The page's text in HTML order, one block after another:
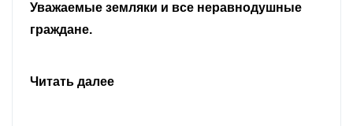
Уважаемые земляки и все неравнодушные
граждане.
Читать далее